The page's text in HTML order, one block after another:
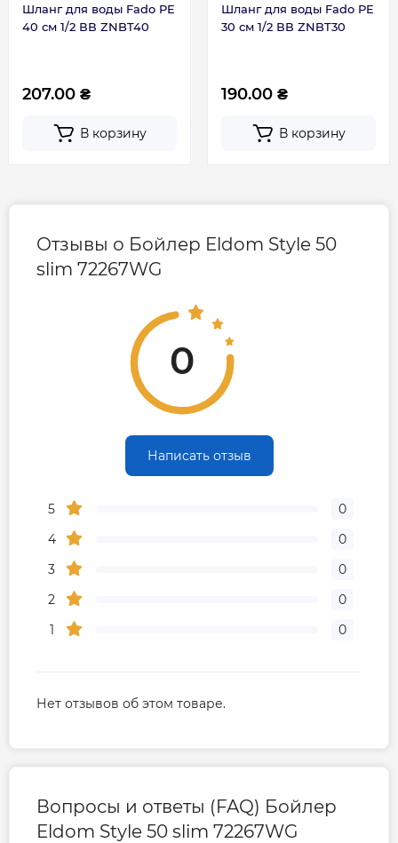
Шланг для воды Fado PE
40 см 1/2 ВВ ZNBT40
207.00 ₴
В корзину
Шланг для воды Fado PE
30 см 1/2 ВВ ZNBT30
190.00 ₴
В корзину
Отзывы о Бойлер Eldom Style 50
slim 72267WG
0
Написать отзыв
5
0
4
0
3
0
2
0
1
0
Нет отзывов об этом товаре.
Вопросы и ответы (FAQ) Бойлер
Eldom Style 50 slim 72267WG